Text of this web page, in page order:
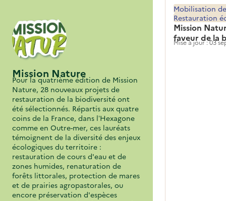
Mission Nature
Pour la quatrième édition de Mission
Nature, 28 nouveaux projets de
restauration de la biodiversité ont
été sélectionnés. Répartis aux quatre
coins de la France, dans l’Hexagone
comme en Outre-mer, ces lauréats
témoignent de la diversité des enjeux
écologiques du territoire :
restauration de cours d'eau et de
zones humides, renaturation de
forêts littorales, protection de mares
et de prairies agropastorales, ou
encore préservation d'espèces
Mission
faveur de la
Mobilisation
Restauration
Mise à jour : 03